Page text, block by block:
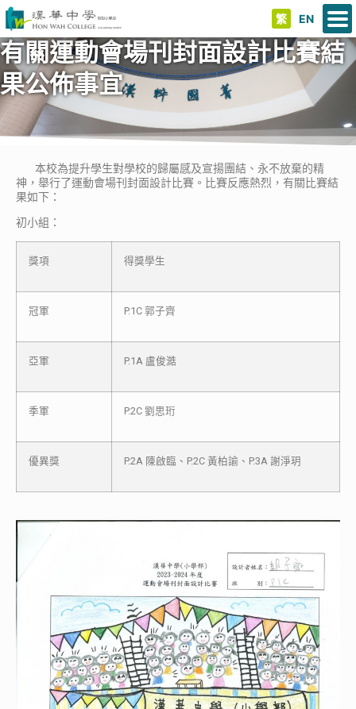
繁 EN
有關運動會場刊封面設計比賽結
果公佈事宜
本校為提升學生對學校的歸屬感及宣揚團結、永不放棄的精
神，舉行了運動會場刊封面設計比賽。比賽反應熱烈，有關比賽結
果如下：
初小組：
獎項 得獎學生
冠軍 P.1C 郭子齊
亞軍 P.1A 盧俊澔
季軍 P.2C 劉思珩
優異獎 P.2A 陳啟臨、P.2C 黃柏諭、P.3A 謝淨玥